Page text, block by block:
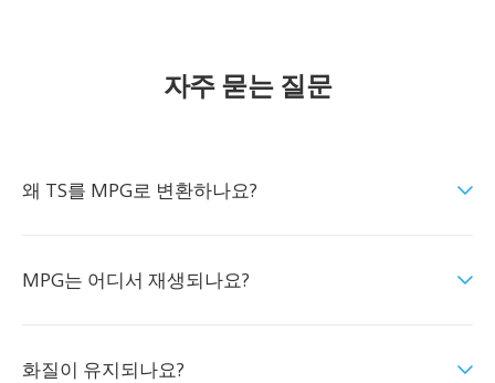
자주 묻는 질문
왜 TS를 MPG로 변환하나요?
MPG는 어디서 재생되나요?
화질이 유지되나요?